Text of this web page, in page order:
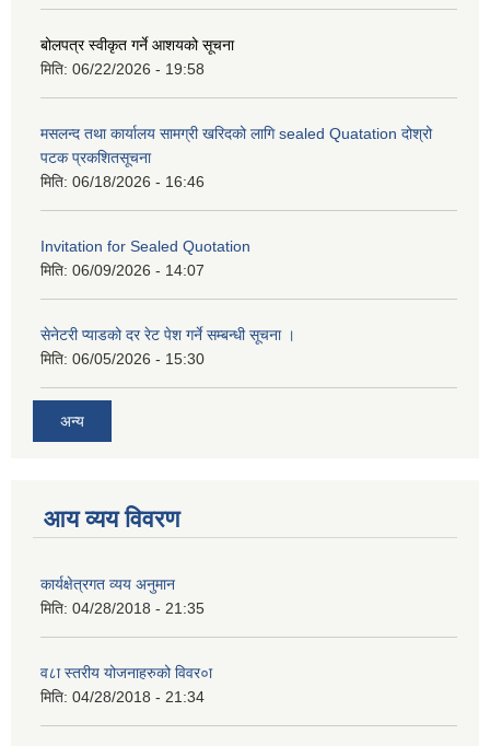
बोलपत्र स्वीकृत गर्ने आशयको सूचना
मिति: 06/22/2026 - 19:58
मसलन्द तथा कार्यालय सामग्री खरिदको लागि sealed Quatation दोश्रो
पटक प्रकशितसूचना
मिति: 06/18/2026 - 16:46
Invitation for Sealed Quotation
मिति: 06/09/2026 - 14:07
सेनेटरी प्याडको दर रेट पेश गर्ने सम्बन्धी सूचना ।
मिति: 06/05/2026 - 15:30
अन्य
आय व्यय विवरण
कार्यक्षेत्रगत व्यय अनुमान
मिति: 04/28/2018 - 21:35
व८ा स्तरीय योजनाहरुको विवर०ा
मिति: 04/28/2018 - 21:34